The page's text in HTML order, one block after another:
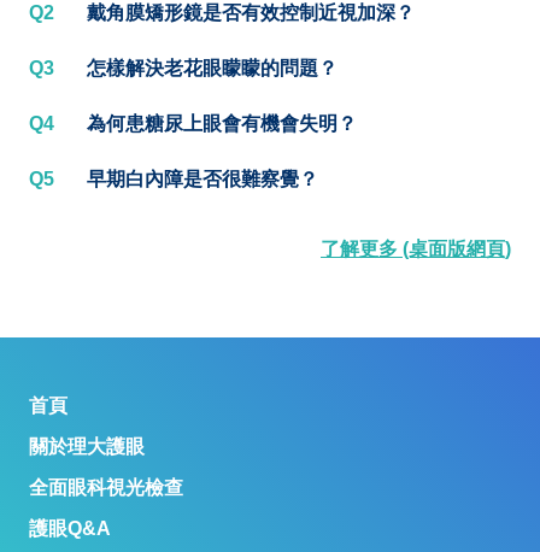
Q2 戴角膜矯形鏡是否有效控制近視加深？
Q3 怎樣解決老花眼矇矇的問題？
Q4 為何患糖尿上眼會有機會失明？
Q5 早期白內障是否很難察覺？
了解更多 (桌面版網頁)
首頁
關於理大護眼
全面眼科視光檢查
護眼Q&A